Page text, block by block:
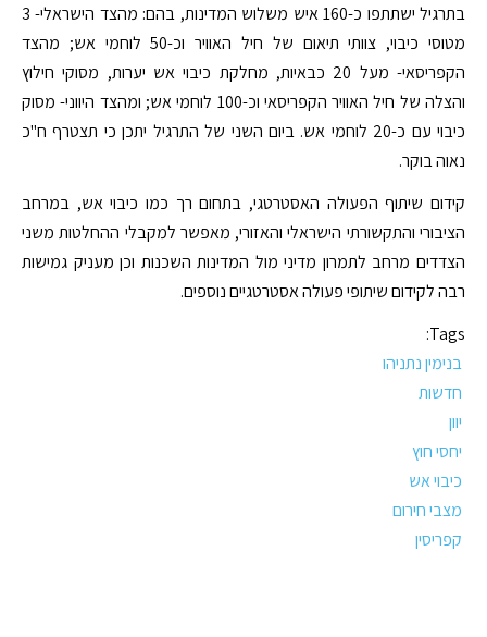
בתרגיל ישתתפו כ-160 איש משלוש המדינות, בהם: מהצד הישראלי- 3
מטוסי כיבוי, צוותי תיאום של חיל האוויר וכ-50 לוחמי אש; מהצד
הקפריסאי- מעל 20 כבאיות, מחלקת כיבוי אש יערות, מסוקי חילוץ
והצלה של חיל האוויר הקפריסאי וכ-100 לוחמי אש; ומהצד היווני- מסוק
כיבוי עם כ-20 לוחמי אש. ביום השני של התרגיל יתכן כי תצטרף ח"כ
נאוה בוקר.
קידום שיתוף הפעולה האסטרטגי, בתחום רך כמו כיבוי אש, במרחב
הציבורי והתקשורתי הישראלי והאזורי, מאפשר למקבלי ההחלטות משני
הצדדים מרחב לתמרון מדיני מול המדינות השכנות וכן מעניק גמישות
רבה לקידום שיתופי פעולה אסטרטגיים נוספים.
Tags:
בנימין נתניהו
חדשות
יוון
יחסי חוץ
כיבוי אש
מצבי חירום
קפריסין